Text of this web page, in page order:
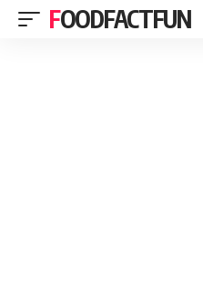
FOODFACTFUN